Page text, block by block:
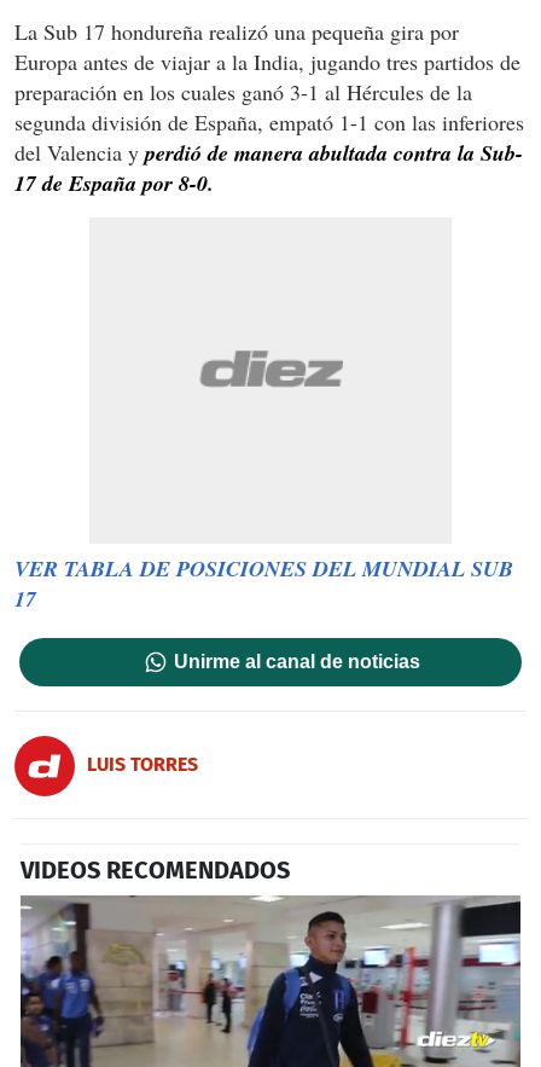
La Sub 17 hondureña realizó una pequeña gira por
Europa antes de viajar a la India, jugando tres partidos de
preparación en los cuales ganó 3-1 al Hércules de la
segunda división de España, empató 1-1 con las inferiores
del Valencia yperdió de manera abultada contra la Sub-
17 de España por 8-0.
VER TABLA DE POSICIONES DEL MUNDIAL SUB
17
Unirme al canal de noticias
LUIS TORRES
VIDEOS RECOMENDADOS